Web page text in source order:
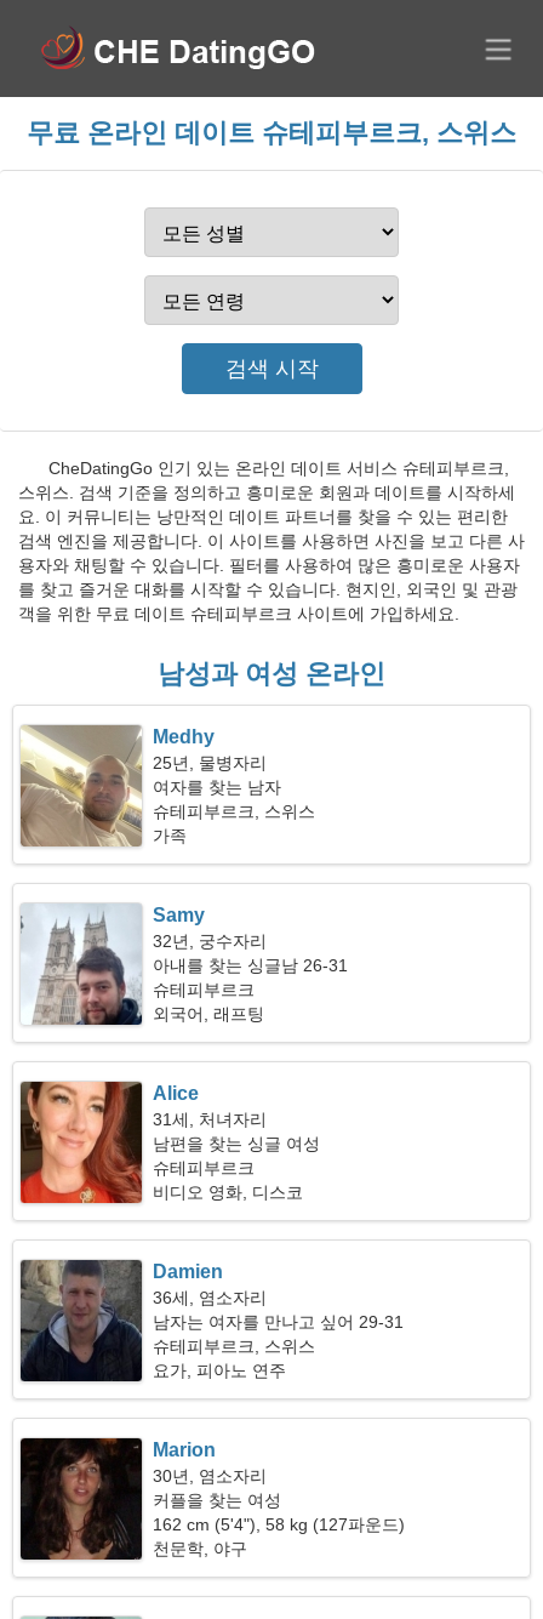
무료 온라인 데이트 슈테피부르크, 스위스
CheDatingGo 인기 있는 온라인 데이트 서비스 슈테피부르크,
스위스. 검색 기준을 정의하고 흥미로운 회원과 데이트를 시작하세
요. 이 커뮤니티는 낭만적인 데이트 파트너를 찾을 수 있는 편리한
검색 엔진을 제공합니다. 이 사이트를 사용하면 사진을 보고 다른 사
용자와 채팅할 수 있습니다. 필터를 사용하여 많은 흥미로운 사용자
를 찾고 즐거운 대화를 시작할 수 있습니다. 현지인, 외국인 및 관광
객을 위한 무료 데이트 슈테피부르크 사이트에 가입하세요.
남성과 여성 온라인
Medhy
25년, 물병자리
여자를 찾는 남자
슈테피부르크, 스위스
가족
Samy
32년, 궁수자리
아내를 찾는 싱글남 26-31
슈테피부르크
외국어, 래프팅
Alice
31세, 처녀자리
남편을 찾는 싱글 여성
슈테피부르크
비디오 영화, 디스코
Damien
36세, 염소자리
남자는 여자를 만나고 싶어 29-31
슈테피부르크, 스위스
요가, 피아노 연주
Marion
30년, 염소자리
커플을 찾는 여성
162 cm (5'4"), 58 kg (127파운드)
천문학, 야구